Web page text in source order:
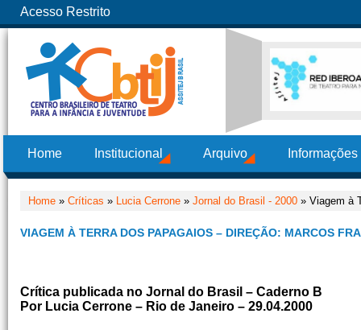
Acesso Restrito
Home Institucional Arquivo
Home » Críticas » Lucia Cerrone » Jornal do Brasil - 2000 » Viagem à
VIAGEM À TERRA DOS PAPAGAIOS – DIREÇÃO: MARCOS
Crítica publicada no Jornal do Brasil – Caderno B
Por Lucia Cerrone – Rio de Janeiro – 29.04.2000